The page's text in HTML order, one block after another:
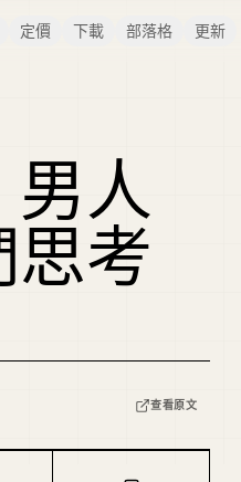
定價 下載 部落格 更新
男人
考
查看原文